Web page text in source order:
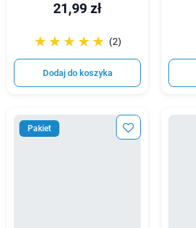
21,99 zł
☆☆☆☆☆
★★★★★ (2)
Dodaj do koszyka
Pakiet